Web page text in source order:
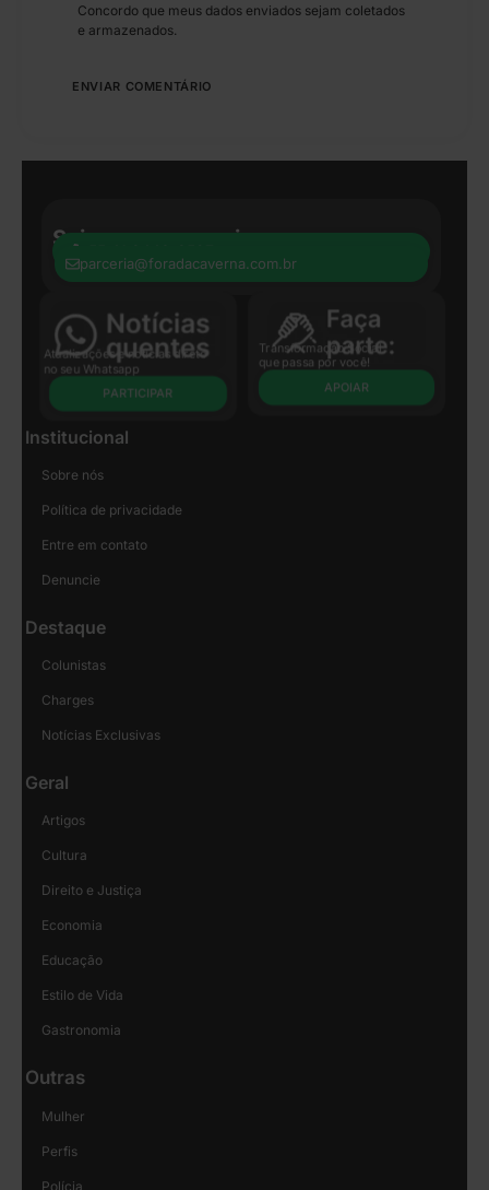
Concordo que meus dados enviados sejam coletados
e armazenados.
Seja nosso parceiro:
parceria@foradacaverna.com.br
Atualizações e notícias direto
no seu Whatsapp
PARTICIPAR
Transformação Social
que passa por você!
APOIAR
Institucional
Sobre nós
Política de privacidade
Entre em contato
Denuncie
Destaque
Colunistas
Charges
Notícias Exclusivas
Geral
Artigos
Cultura
Direito e Justiça
Economia
Educação
Estilo de Vida
Gastronomia
Outras
Mulher
Perfis
Polícia